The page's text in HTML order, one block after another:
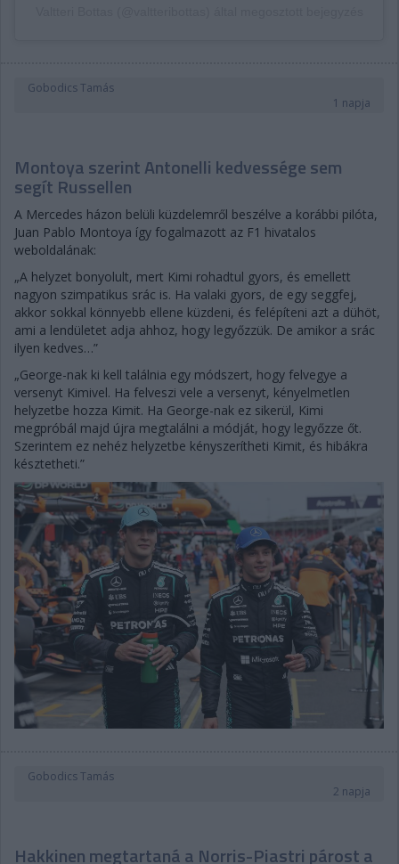
Gobodics Tamás
1 napja
Montoya szerint Antonelli kedvessége sem
segít Russellen
A Mercedes házon belüli küzdelemről beszélve a korábbi pilóta,
Juan Pablo Montoya így fogalmazott az F1 hivatalos
weboldalának:
„A helyzet bonyolult, mert Kimi rohadtul gyors, és emellett
nagyon szimpatikus srác is. Ha valaki gyors, de egy seggfej,
akkor sokkal könnyebb ellene küzdeni, és felépíteni azt a dühöt,
ami a lendületet adja ahhoz, hogy legyőzzük. De amikor a srác
ilyen kedves…”
„George-nak ki kell találnia egy módszert, hogy felvegye a
versenyt Kimivel. Ha felveszi vele a versenyt, kényelmetlen
helyzetbe hozza Kimit. Ha George-nak ez sikerül, Kimi
megpróbál majd újra megtalálni a módját, hogy legyőzze őt.
Szerintem ez nehéz helyzetbe kényszerítheti Kimit, és hibákra
késztetheti.”
Gobodics Tamás
2 napja
Hakkinen megtartaná a Norris-Piastri párost a